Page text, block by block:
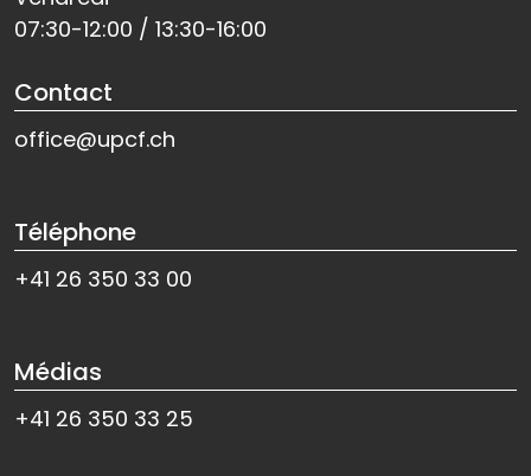
07:30-12:00 / 13:30-16:00
Contact
office@upcf.ch
Téléphone
+41 26 350 33 00
Médias
+41 26 350 33 25